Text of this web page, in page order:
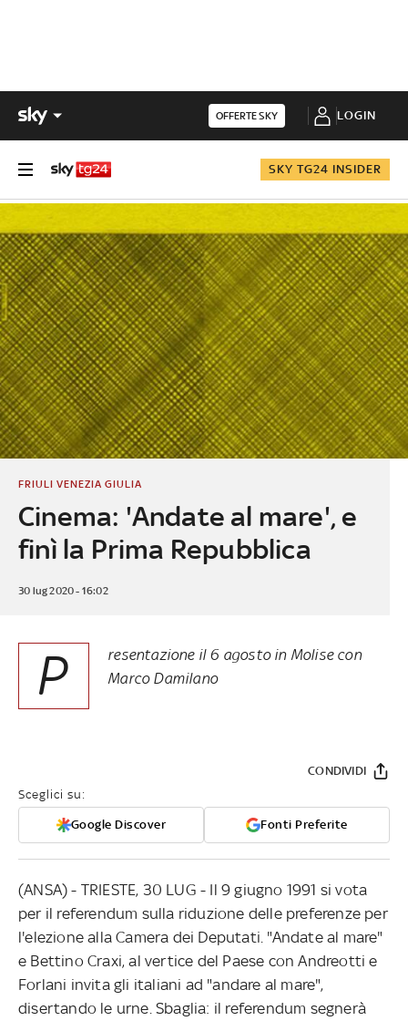
OFFERTE SKY LOGIN
SKY TG24 INSIDER
Cinema: 'Andate al mare', e
finì la Prima Repubblica
FRIULI VENEZIA GIULIA
30 lug 2020 - 16:02
P
resentazione il 6 agosto in Molise con
Marco Damilano
Sceglici su:
Google Discover Fonti Preferite
CONDIVIDI
(ANSA) - TRIESTE, 30 LUG - Il 9 giugno 1991 si vota
per il referendum sulla riduzione delle preferenze per
l'elezione alla Camera dei Deputati. "Andate al mare"
e Bettino Craxi, al vertice del Paese con Andreotti e
Forlani invita gli italiani ad "andare al mare",
disertando le urne. Sbaglia: il referendum segnerà